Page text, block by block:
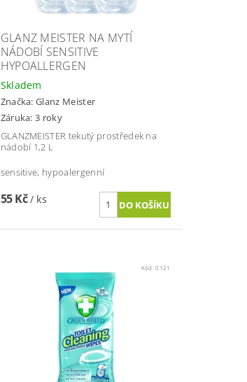
GLANZ MEISTER NA MYTÍ
NÁDOBÍ SENSITIVE
HYPOALLERGEN
Skladem
Značka:Glanz Meister
Záruka: 3 roky
GLANZMEISTER tekutý prostředek na
nádobí 1,2 L
sensitive, hypoalergenní
55 Kč/ ks
Kód:0121